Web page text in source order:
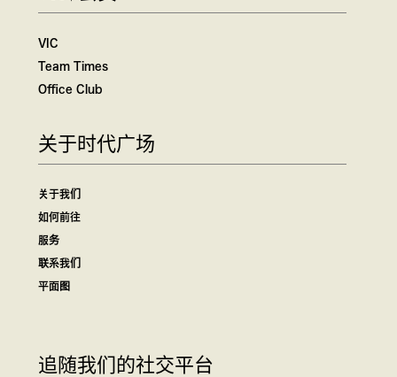
VIC
Team Times
Office Club
关于时代广场
关于我们
如何前往
服务
联系我们
平面图
追随我们的社交平台